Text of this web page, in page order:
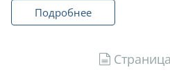
Подробнее